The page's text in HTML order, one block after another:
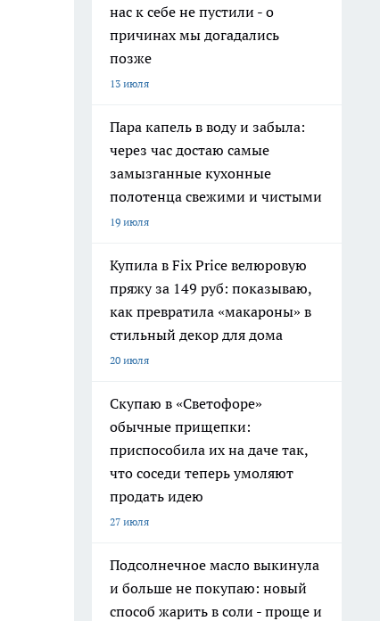
нас к себе не пустили - о
причинах мы догадались
позже
13 июля
Пара капель в воду и забыла:
через час достаю самые
замызганные кухонные
полотенца свежими и чистыми
19 июля
Купила в Fix Price велюровую
пряжу за 149 руб: показываю,
как превратила «макароны» в
стильный декор для дома
20 июля
Скупаю в «Светофоре»
обычные прищепки:
приспособила их на даче так,
что соседи теперь умоляют
продать идею
27 июля
Подсолнечное масло выкинула
и больше не покупаю: новый
способ жарить в соли - проще и